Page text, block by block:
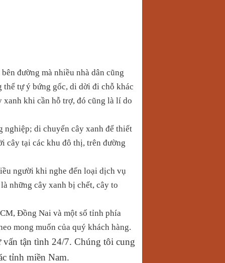
đường mà nhiều nhà dân cũng
tự ý bứng gốc, di dời đi chỗ khác
xanh khi cần hỗ trợ, đó cũng là lí do
di chuyển cây xanh để thiết
cây tại các khu đô thị, trên đường
người khi nghe đến loại dịch vụ
những cây xanh bị chết, cây to
Đồng Nai và một số tỉnh phía
mong muốn của quý khách hàng.
tận tình 24/7. Chúng tôi cung
tỉnh miền Nam.